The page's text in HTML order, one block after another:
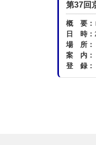
第37回
概 要：
日 時：
場 所：
案 内：
登 録：